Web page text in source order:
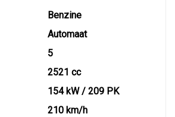
Benzine
Automaat
5
2521 cc
154 kW / 209 PK
210 km/h